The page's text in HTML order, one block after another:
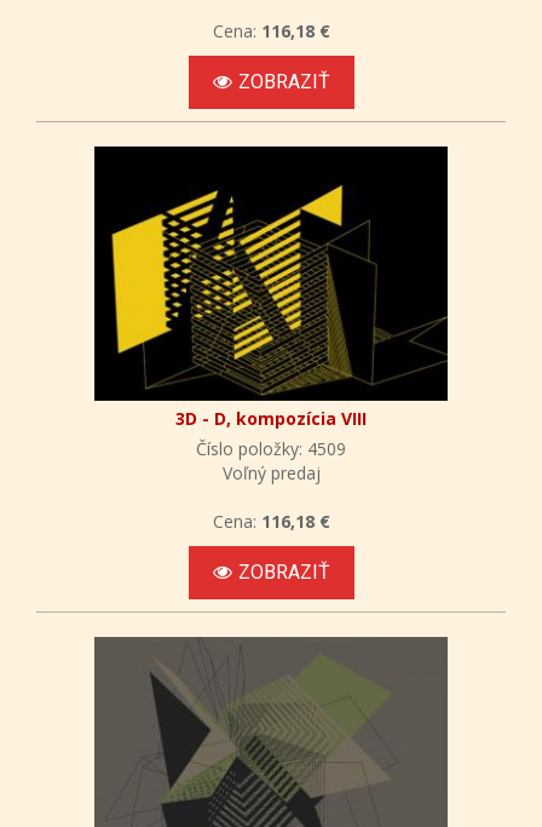
Cena: 116,18 €
ZOBRAZIŤ
3D - D, kompozícia VIII
Číslo položky: 4509
Voľný predaj
Cena: 116,18 €
ZOBRAZIŤ